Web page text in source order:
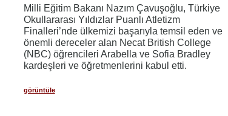
Milli Eğitim Bakanı Nazım Çavuşoğlu, Türkiye
Okullararası Yıldızlar Puanlı Atletizm
Finalleri’nde ülkemizi başarıyla temsil eden ve
önemli dereceler alan Necat British College
(NBC) öğrencileri Arabella ve Sofia Bradley
kardeşleri ve öğretmenlerini kabul etti.
görüntüle